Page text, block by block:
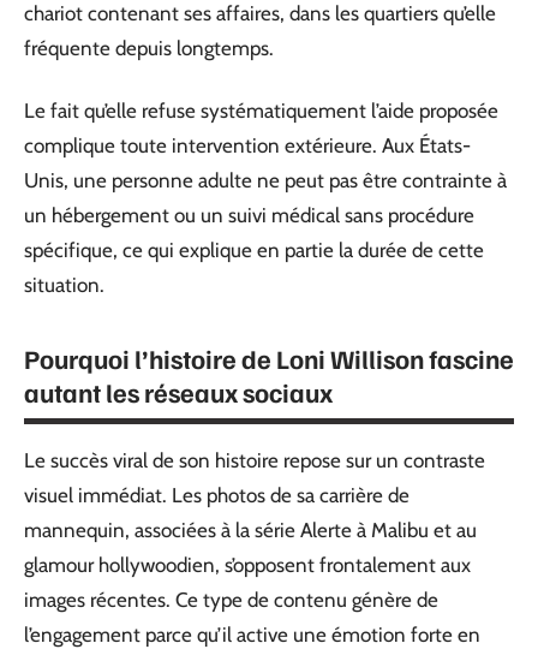
chariot contenant ses affaires, dans les quartiers qu’elle
fréquente depuis longtemps.
Le fait qu’elle refuse systématiquement l’aide proposée
complique toute intervention extérieure. Aux États-
Unis, une personne adulte ne peut pas être contrainte à
un hébergement ou un suivi médical sans procédure
spécifique, ce qui explique en partie la durée de cette
situation.
Pourquoi l’histoire de Loni Willison fascine
autant les réseaux sociaux
Le succès viral de son histoire repose sur un contraste
visuel immédiat. Les photos de sa carrière de
mannequin, associées à la série Alerte à Malibu et au
glamour hollywoodien, s’opposent frontalement aux
images récentes. Ce type de contenu génère de
l’engagement parce qu’il active une émotion forte en